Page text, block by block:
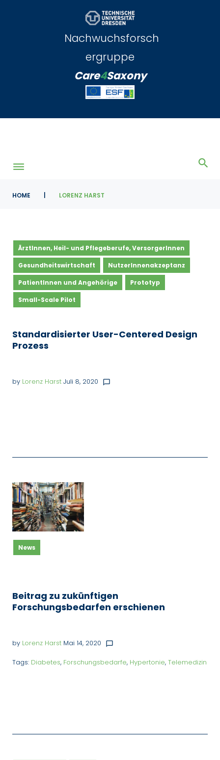
Nachwuchsforsch
ergruppe
Care4Saxony
HOME LORENZ HARST
Autor:
Lorenz
Harst
ÄrztInnen, Heil- und Pflegeberufe, VersorgerInnen
Gesundheitswirtschaft NutzerInnenakzeptanz
PatientInnen und Angehörige Prototyp
Small-Scale Pilot
Standardisierter User-Centered Design
Prozess
by Lorenz Harst Juli 8, 2020 chat_bubble_outline
News
Beitrag zu zukünftigen
Forschungsbedarfen erschienen
by Lorenz Harst Mai 14, 2020 chat_bubble_outline
Tags: Diabetes, Forschungsbedarfe, Hypertonie, Telemedizin